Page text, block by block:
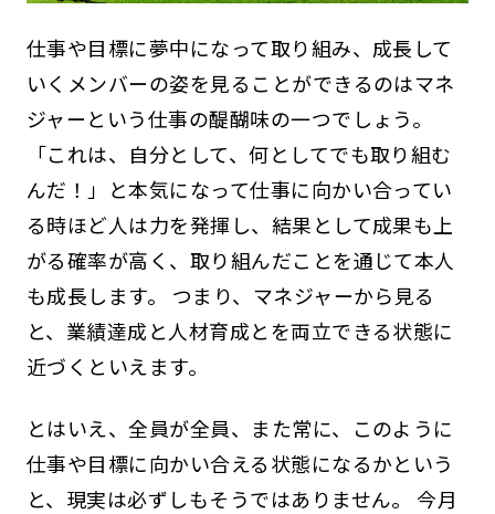
仕事や目標に夢中になって取り組み、成長して
いくメンバーの姿を見ることができるのはマネ
ジャーという仕事の醍醐味の一つでしょう。
「これは、自分として、何としてでも取り組む
んだ！」と本気になって仕事に向かい合ってい
る時ほど人は力を発揮し、結果として成果も上
がる確率が高く、取り組んだことを通じて本人
も成長します。 つまり、マネジャーから見る
と、業績達成と人材育成とを両立できる状態に
近づくといえます。
とはいえ、全員が全員、また常に、このように
仕事や目標に向かい合える状態になるかという
と、現実は必ずしもそうではありません。 今月